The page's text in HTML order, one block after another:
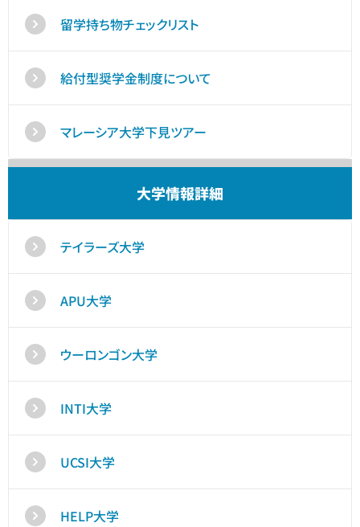
留学持ち物チェックリスト
給付型奨学金制度について
マレーシア大学下見ツアー
大学情報詳細
テイラーズ大学
APU大学
ウーロンゴン大学
INTI大学
UCSI大学
HELP大学